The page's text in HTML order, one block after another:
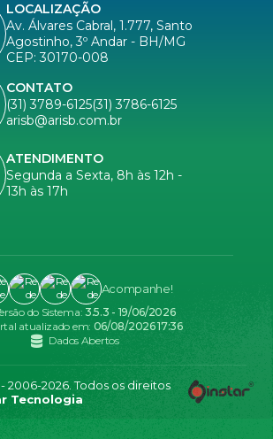
LOCALIZAÇÃO
Av. Álvares Cabral, 1.777, Santo
Agostinho, 3º Andar - BH/MG
CEP: 30170-008
CONTATO
(31) 3789-6125(31) 3786-6125
arisb@arisb.com.br
ATENDIMENTO
Segunda a Sexta, 8h às 12h -
13h às 17h
do Sistema: 3.5.3 - 19/06/2026
atualizado em: 06/08/2026 17:36
Dados Abertos
Acompanhe!
2006-2026. Todos os direitos
Tecnologia